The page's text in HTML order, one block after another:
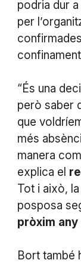
podria dur
per
“És una
però saber
que
més
manera
explica el
Tot i això,
posposa
pròxim any
Bort també